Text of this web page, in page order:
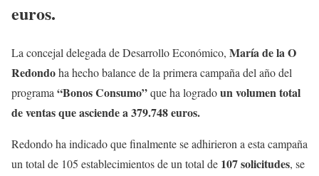
euros.
La concejal delegada de Desarrollo Económico, María de la O
Redondoha hecho balance de la primera campaña del año del
programa “Bonos Consumo”que ha logradoun volumen total
de ventas que asciende a 379.748 euros.
Redondo ha indicado que finalmente se adhirieron a esta campaña
un total de 105 establecimientos de un total de 107 solicitudes, se